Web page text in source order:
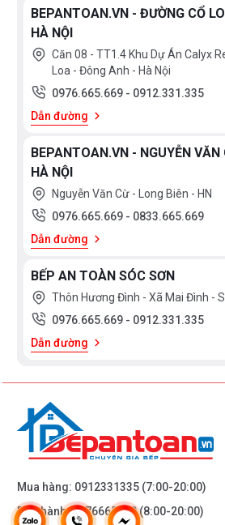
+ Quánh: Ø16cm / Chiều cao: 7.5cm
+ Xửng hấp: Ø24cm / Chiều cao:
+ Chảo: Ø24cm / Chiều cao: 5cm /
Bạn quan tâm tới những sản
tắm vui lòng liên hệ
theohotline 0976665669 -
nhất hoặc tới trực tiếp địa chỉ hệ
toàn để được tư vấn tốt nhất từ
BEPANTOAN.VN - ĐƯỜNG CỔ
HÀ NỘI
Căn 08 - TT1.4 Khu Dự Án Calyx
Loa - Đông Anh - Hà Nội
0976.665.669 - 0912.331.335
Dẫn đường
BEPANTOAN.VN - NGUYỄN VĂN
HÀ NỘI
Nguyễn Văn Cừ - Long Biên - HN
0976.665.669 - 0833.665.669
Dẫn đường
BẾP AN TOÀN SÓC SƠN
Thôn Hương Đình - Xã Mai Đình -
0976.665.669 - 0912.331.335
Dẫn đường
Mua hàng: 0912331335 (7:00-20:00)
Bảo hành:0976665669(8:00-20:00)